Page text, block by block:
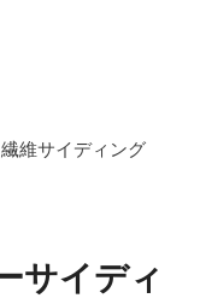
維サイディング
サイディ